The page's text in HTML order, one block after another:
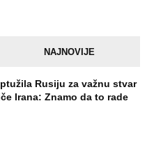
NAJNOVIJE
Rusiju za važnu stvar
Irana: Znamo da to rade